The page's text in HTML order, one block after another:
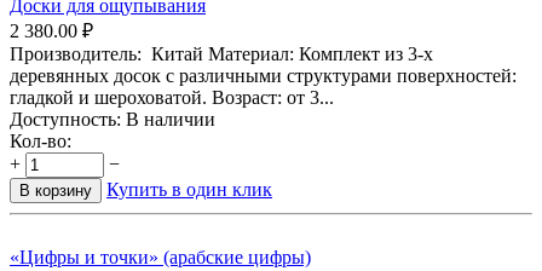
Доски для ощупывания
2 380.00 ₽
Производитель: Китай Материал: Комплект из 3-х
деревянных досок с различными структурами поверхностей:
гладкой и шероховатой. Возраст: от 3...
Доступность: В наличии
Кол-во:
+
−
В корзину Купить в один клик
«Цифры и точки» (арабские цифры)